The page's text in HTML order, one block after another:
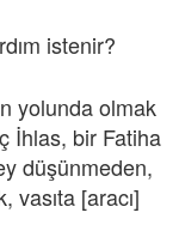
istenir?
yolunda olmak
İhlas, bir Fatiha
düşünmeden,
vasıta [aracı]